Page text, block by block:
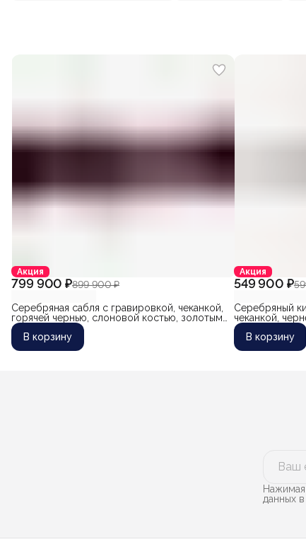
Акция
799 900 ₽899 900 ₽
Серебряная сабля с гравировкой, чеканкой,
горячей чернью, слоновой костью, золотым
покрытием и рессорной сталью "Легенда-4"
(авторская работа известного мастера
Гаджи Абакарова)
В корзину
Акция
549 900 ₽
Серебряный
чеканкой,
позолоченной
(авторская
мастера Гаджи
В корзину
Нажимая
данных